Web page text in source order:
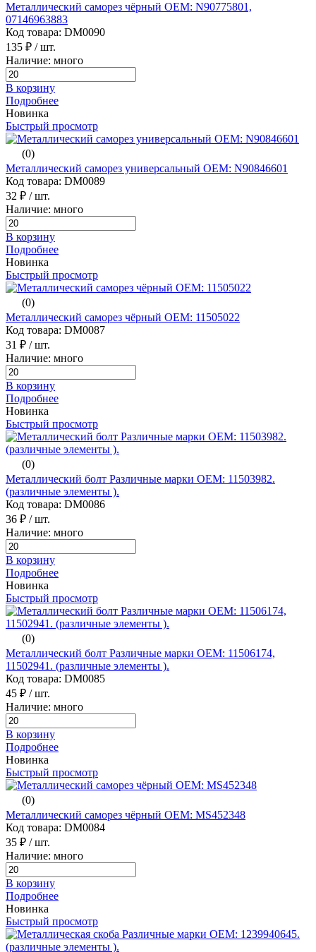
Металлический саморез чёрный ОЕМ: N90775801,
07146963883
Код товара: DM0090
135 ₽ / шт.
Наличие: много
В корзину
Подробнее
Новинка
Быстрый просмотр
(0)
Металлический саморез универсальный ОЕМ: N90846601
Код товара: DM0089
32 ₽ / шт.
Наличие: много
В корзину
Подробнее
Новинка
Быстрый просмотр
(0)
Металлический саморез чёрный ОЕМ: 11505022
Код товара: DM0087
31 ₽ / шт.
Наличие: много
В корзину
Подробнее
Новинка
Быстрый просмотр
(0)
Металлический болт Различные марки ОЕМ: 11503982.
(различные элементы ).
Код товара: DM0086
36 ₽ / шт.
Наличие: много
В корзину
Подробнее
Новинка
Быстрый просмотр
(0)
Металлический болт Различные марки ОЕМ: 11506174,
11502941. (различные элементы ).
Код товара: DM0085
45 ₽ / шт.
Наличие: много
В корзину
Подробнее
Новинка
Быстрый просмотр
(0)
Металлический саморез чёрный ОЕМ: MS452348
Код товара: DM0084
35 ₽ / шт.
Наличие: много
В корзину
Подробнее
Новинка
Быстрый просмотр